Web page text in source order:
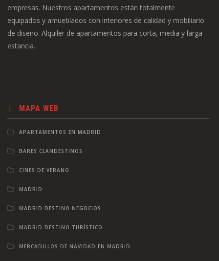
empresas. Nuestros apartamentos están totalmente
equipados y amueblados con interiores de calidad y mobiliario
de diseño. Alquiler de apartamentos para corta, media y larga
estancia.
MAPA WEB
APARTAMENTOS EN MADRID
BARES CLANDESTINOS
CINES DE VERANO
MADRID
MADRID DESTINO NEGOCIOS
MADRID DESTINO TURÍSTICO
MERCADILLOS DE NAVIDAD EN MADRID